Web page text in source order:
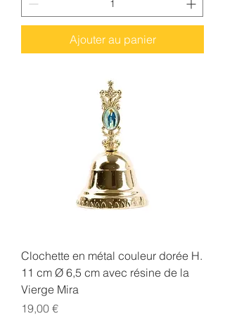
Ajouter au panier
Clochette en métal couleur dorée H.
11 cm Ø 6,5 cm avec résine de la
Vierge Mira
Prix
19,00 €